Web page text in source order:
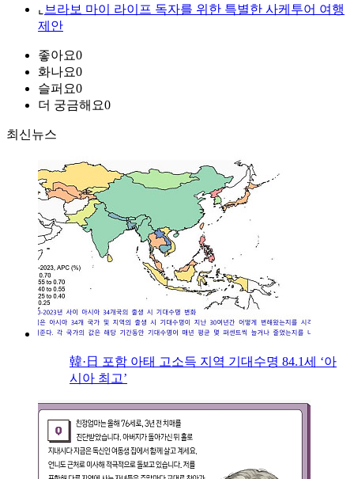
⌞ 브라보 마이 라이프 독자를 위한 특별한 사케투어 여행
제안
좋아요0
화나요0
슬퍼요0
더 궁금해요0
최신뉴스
韓·日 포함 아태 고소득 지역 기대수명 84.1세 ‘아
시아 최고’